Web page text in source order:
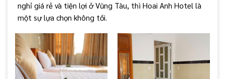
nghỉ giá rẻ và tiện lợi ở Vũng Tàu, thì Hoai Anh Hotel là
một sự lựa chọn không tồi.